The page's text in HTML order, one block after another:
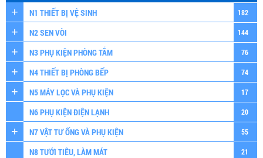
N1 THIẾT BỊ VỆ SINH
182
N2 SEN VÒI 144
N3 PHỤ KIỆN PHÒNG TẮM 76
N4 THIẾT BỊ PHÒNG BẾP 74
N5 MÁY LỌC VÀ PHỤ KIỆN 17
N6 PHỤ KIỆN ĐIỆN LẠNH 20
N7 VẬT TƯ ỐNG VÀ PHỤ KIỆN 55
N8 TƯỚI TIÊU, LÀM MÁT 21